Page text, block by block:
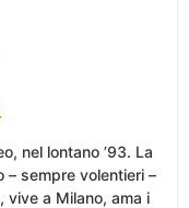
nel lontano ’93. La
– sempre volentieri –
vive a Milano, ama i